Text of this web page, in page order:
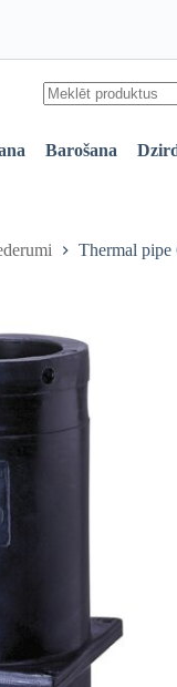
with
floor
attachment
results
Barošana
Thermal pipe